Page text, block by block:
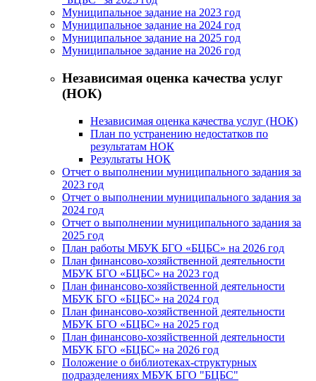
Муниципальное задание на 2023 год
Муниципальное задание на 2024 год
Муниципальное задание на 2025 год
Муниципальное задание на 2026 год
Независимая оценка качества услуг
(НОК)
Независимая оценка качества услуг (НОК)
План по устранению недостатков по
результатам НОК
Результаты НОК
Отчет о выполнении муниципального задания за
2023 год
Отчет о выполнении муниципального задания за
2024 год
Отчет о выполнении муниципального задания за
2025 год
План работы МБУК БГО «БЦБС» на 2026 год
План финансово-хозяйственной деятельности
МБУК БГО «БЦБС» на 2023 год
План финансово-хозяйственной деятельности
МБУК БГО «БЦБС» на 2024 год
План финансово-хозяйственной деятельности
МБУК БГО «БЦБС» на 2025 год
План финансово-хозяйственной деятельности
МБУК БГО «БЦБС» на 2026 год
Положение о библиотеках-структурных
подразделениях МБУК БГО "БЦБС"